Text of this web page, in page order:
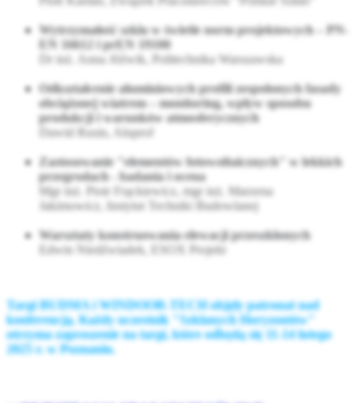
Wytrzymałość szkła w świetle norm projektowych – PN-
EN 16612 i prEN 19100
Dr inż. Anna Jóźwik, Politechnika Warszawska
Odkształcenie aluminiowych profili zespolonych fasady
obciążonej wiatrem – monitoring, wpływ sposobu
produkcji i warunków atmosferycznych
Dawid Rusin, Aluprof
Zastosowanie "elementów fotowoltaicznych" w lekkich
przegrodach - badania i ocena
Mgr inż. Piotr Frąckiewicz, mgr inż. Marzena
Jakimowicz, Instytut Techniki Budowlanej
Warsztaty konstruowania elewacji przeszklonych
Edwin Niedźwiadek, ESOX Projekt
Targi BUDMA i WINDOOR-TECH objęły patronat nad
konferencją. Każdy uczestnik "Szklanych Horyzontów"
otrzyma zaproszenie na targi, które odbędą się 11-14 lutego
2025 r. w Poznaniu.